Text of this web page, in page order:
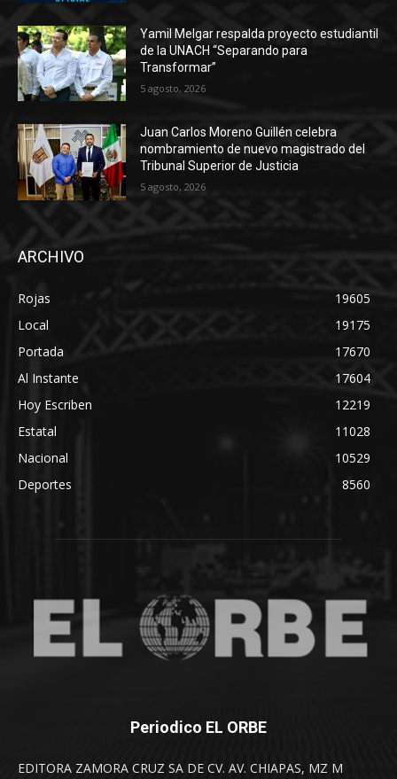
Yamil Melgar respalda proyecto estudiantil
de la UNACH “Separando para
Transformar”
5 agosto, 2026
Juan Carlos Moreno Guillén celebra
nombramiento de nuevo magistrado del
Tribunal Superior de Justicia
5 agosto, 2026
ARCHIVO
Rojas
19605
Local
19175
Portada
17670
Al Instante
17604
Hoy Escriben
12219
Estatal
11028
Nacional
10529
Deportes
8560
Periodico EL ORBE
EDITORA ZAMORA CRUZ SA DE CV. AV. CHIAPAS, MZ M